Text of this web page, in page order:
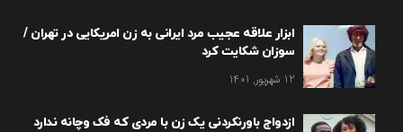
ابزار علاقه عجیب مرد ایرانی به زن امریکایی در تهران /
سوزان شکایت کرد
12 شهریور, 1401
ازدواج باورنکردنی یک زن با مردی که فک وچانه ندارد